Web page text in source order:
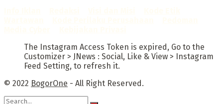
The Instagram Access Token is expired, Go to the
Customizer > JNews : Social, Like & View > Instagram
Feed Setting, to refresh it.
© 2022 BogorOne - All Right Reserved.